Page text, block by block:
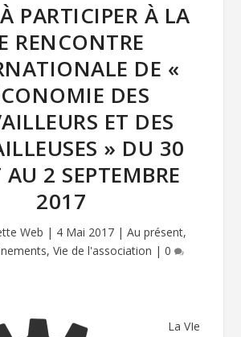
PARTICIPER À LA
RENCONTRE
DE «
DES
ET DES
» DU 30
2 SEPTEMBRE
2017
Web | 4 Mai 2017 | Au présent,
, Vie de l'association | 0
La VIe